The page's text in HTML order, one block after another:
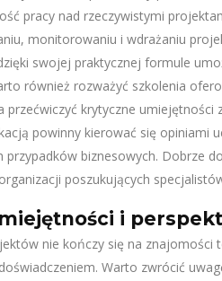
pracy nad rzeczywistymi
monitorowaniu i wdrażaniu
swojej praktycznej formule
również rozważyć szkolenia
krytyczne umiejętności
powinny kierować się
przypadków biznesowych. Dobrze
poszukujących
i
nie kończy się na
Warto zwrócić